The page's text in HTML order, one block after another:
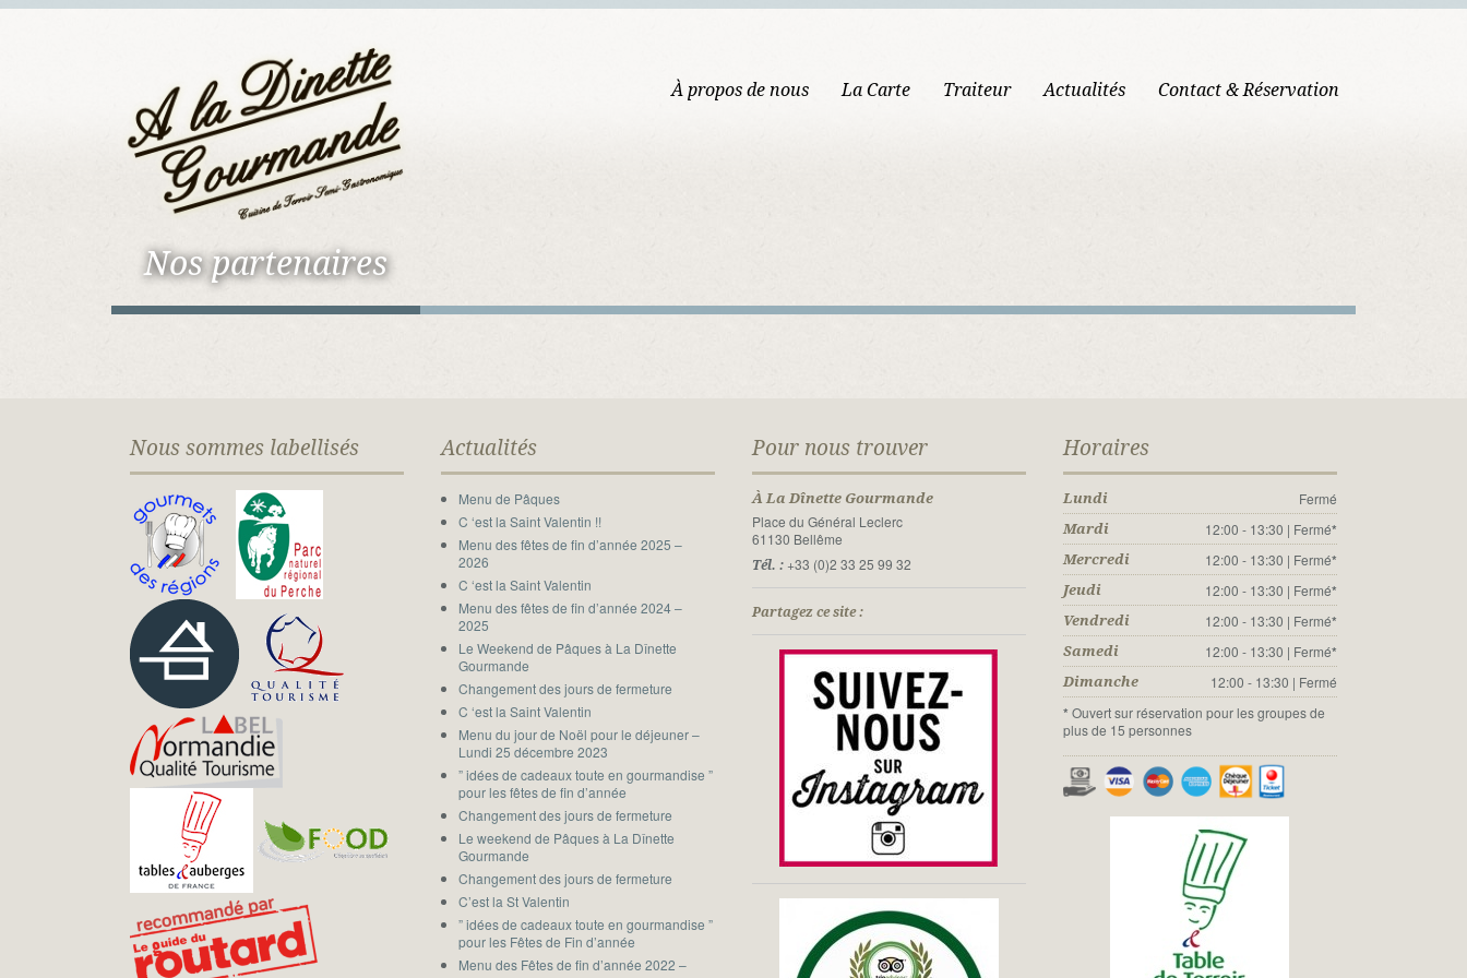
À propos de nous La Carte Traiteur Actualités Contact & Réservation
Nos partenaires
Nous sommes labellisés Actualités
Menu de Pâques
C ‘est la Saint Valentin !!
Menu des fêtes de fin d’année 2025 –
2026
C ‘est la Saint Valentin
Menu des fêtes de fin d’année 2024 –
2025
Le Weekend de Pâques à La Dînette
Gourmande
Changement des jours de fermeture
C ‘est la Saint Valentin
Menu du jour de Noël pour le déjeuner –
Lundi 25 décembre 2023
” idées de cadeaux toute en gourmandise ”
pour les fêtes de fin d’année
Changement des jours de fermeture
Le weekend de Pâques à La Dînette
Gourmande
Changement des jours de fermeture
C’est la St Valentin
” idées de cadeaux toute en gourmandise ”
pour les Fêtes de Fin d’année
Menu des Fêtes de fin d’année 2022 –
Pour nous trouver
À La Dînette Gourmande
Place du Général Leclerc
61130 Bellême
Tél. : +33 (0)2 33 25 99 32
Partagez ce site :
Horaires
Lundi Fermé
Mardi 12:00 - 13:30 | Fermé*
Mercredi 12:00 - 13:30 | Fermé*
Jeudi 12:00 - 13:30 | Fermé*
Vendredi 12:00 - 13:30 | Fermé*
Samedi 12:00 - 13:30 | Fermé*
Dimanche 12:00 - 13:30 | Fermé
* Ouvert sur réservation pour les groupes de
plus de 15 personnes